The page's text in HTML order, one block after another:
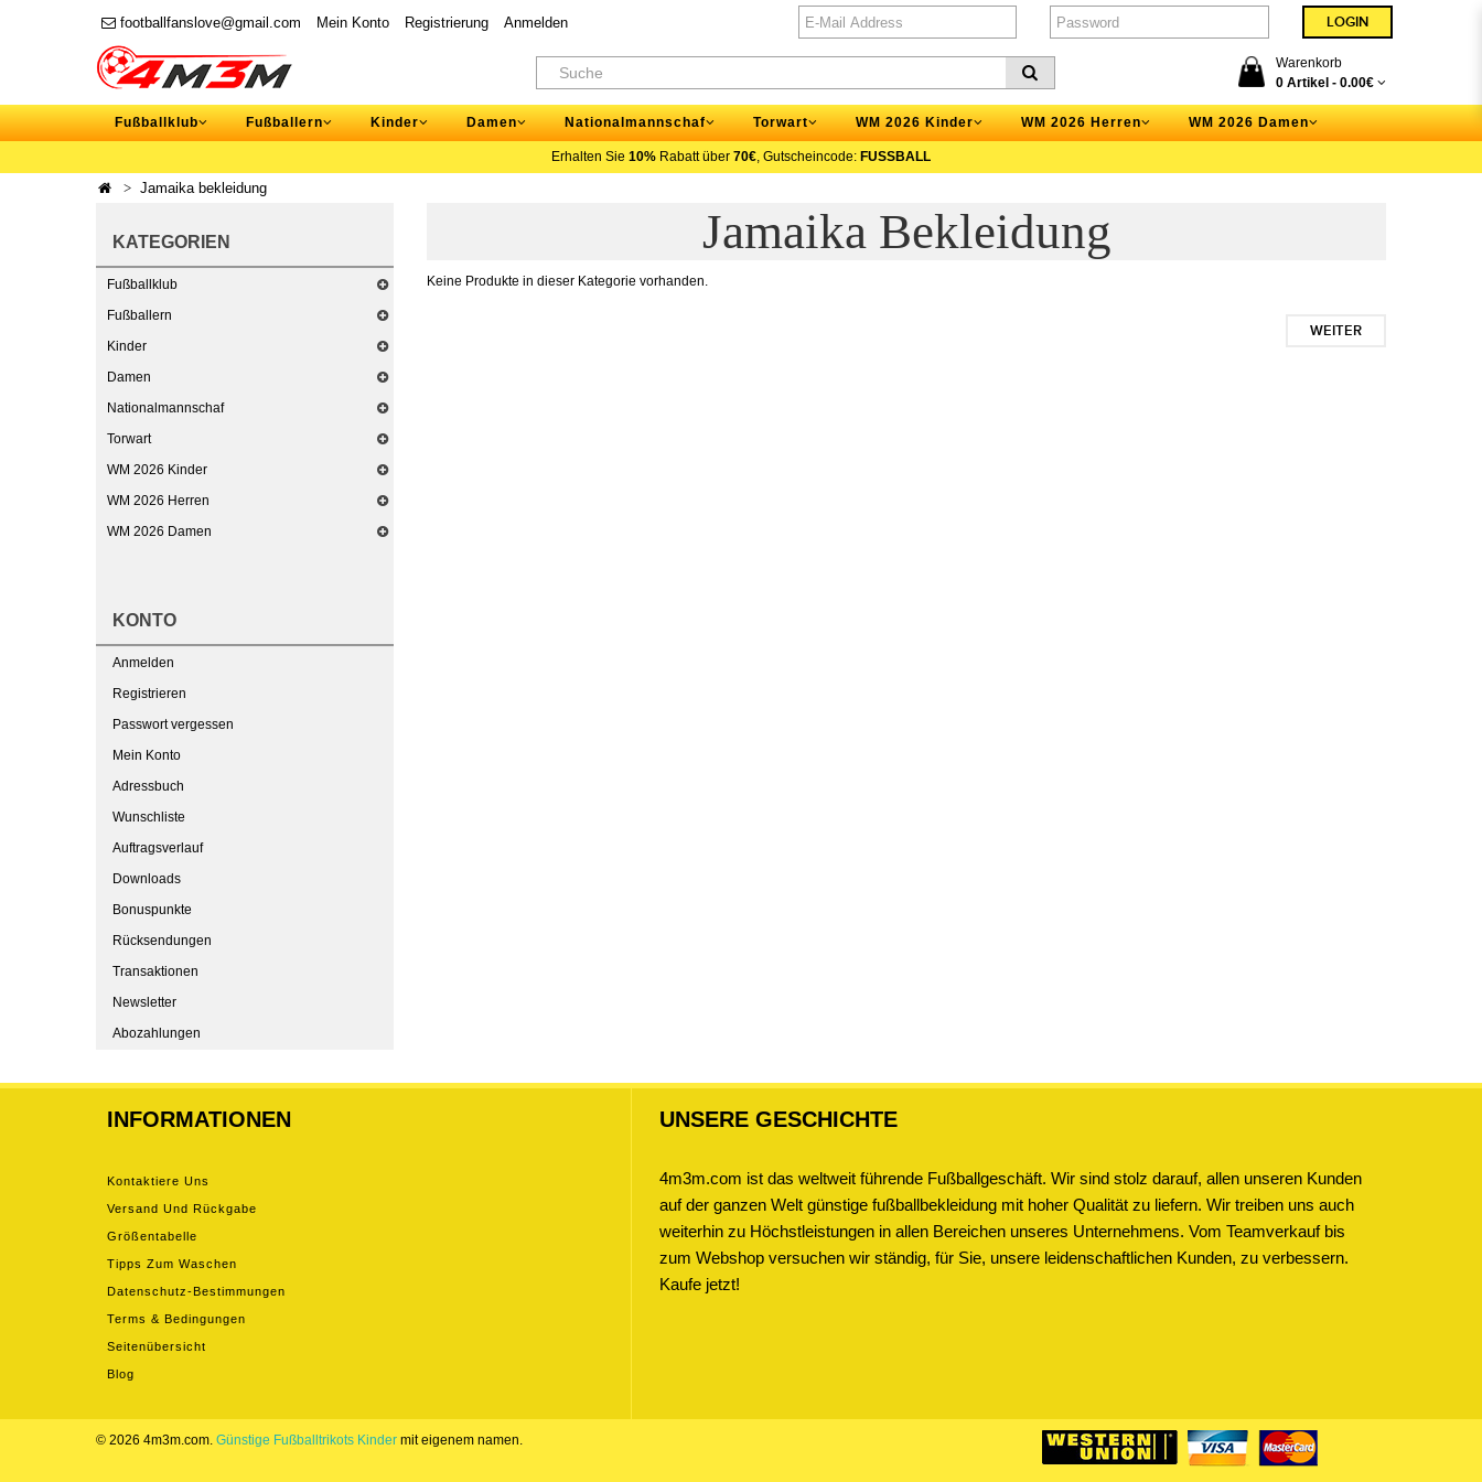
footballfanslove@gmail.com Mein Konto Registrierung Anmelden
Warenkorb
0 Artikel - 0.00€
Fußballklub Fußballern Kinder Damen Nationalmannschaf Torwart WM 2026 Kinder WM 2026 Herren WM 2026 Damen
Erhalten Sie 10% Rabatt über 70€, Gutscheincode: FUSSBALL
Jamaika bekleidung
KATEGORIEN
Fußballklub
Fußballern
Kinder
Damen
Nationalmannschaf
Torwart
WM 2026 Kinder
WM 2026 Herren
WM 2026 Damen
KONTO
Anmelden
Registrieren
Passwort vergessen
Mein Konto
Adressbuch
Wunschliste
Auftragsverlauf
Downloads
Bonuspunkte
Rücksendungen
Transaktionen
Newsletter
Abozahlungen
Jamaika Bekleidung
Keine Produkte in dieser Kategorie vorhanden.
WEITER
INFORMATIONEN
Kontaktiere Uns
Versand Und Rückgabe
Größentabelle
Tipps Zum Waschen
Datenschutz-Bestimmungen
Terms & Bedingungen
Seitenübersicht
Blog
UNSERE GESCHICHTE
4m3m.com ist das weltweit führende Fußballgeschäft. Wir sind stolz darauf, allen unseren Kunden
auf der ganzen Welt günstige fußballbekleidung mit hoher Qualität zu liefern. Wir treiben uns auch
weiterhin zu Höchstleistungen in allen Bereichen unseres Unternehmens. Vom Teamverkauf bis
zum Webshop versuchen wir ständig, für Sie, unsere leidenschaftlichen Kunden, zu verbessern.
Kaufe jetzt!
© 2026 4m3m.com. Günstige Fußballtrikots Kinder mit eigenem namen.